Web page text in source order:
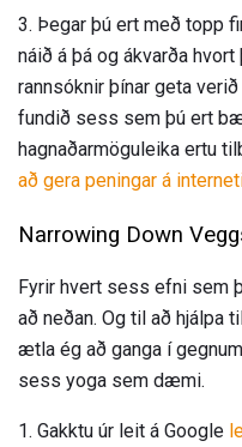
3. Þegar þú ert með topp
náið á þá og ákvarða
rannsóknir þínar geta
fundið sess sem þú ert
hagnaðarmöguleika ertu
að gera peningar á
Narrowing Down
Fyrir hvert sess efni sem
að neðan. Og til að hjálpa
ætla ég að ganga í
sess yoga sem dæmi.
1. Gakktu úr leit á Google